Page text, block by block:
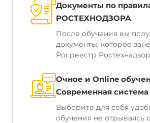
Документы по
РОСТЕХНОДЗОРА
После обучения вы
документы, которое
Росреестр
Очное и Online
Современная система
Выберите для себя
обучения не отрываясь